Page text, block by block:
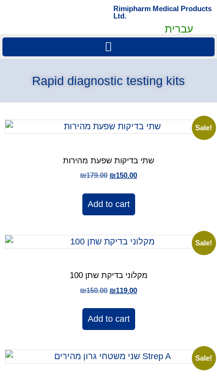
Rimipharm Medical Products
Ltd.
עברית
Rapid diagnostic testing kits
Sale!
שתי בדיקות שפעת מהירות
₪179.00 ₪150.00
Add to cart
Sale!
100 מקלוני בדיקת שתן
₪150.00 ₪119.00
Add to cart
Sale!